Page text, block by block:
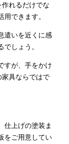
れるだけでな
できます。
遣いを近くに感
しょう。
すが、手をかけ
具ならではで
仕上げの塗装ま
をご用意してい